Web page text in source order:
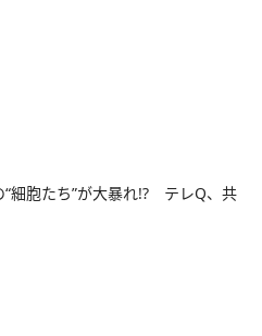
細胞たち”が大暴れ!? テレQ、共